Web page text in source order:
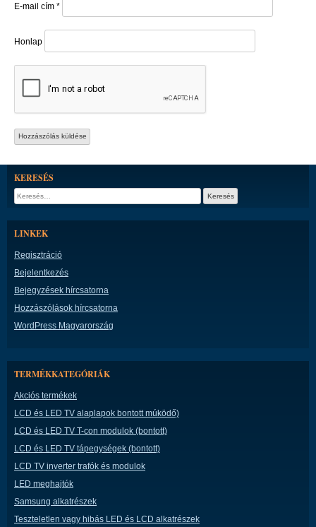
E-mail cím *
Honlap
KERESÉS
Keresés:
LINKEK
Regisztráció
Bejelentkezés
Bejegyzések hírcsatorna
Hozzászólások hírcsatorna
WordPress Magyarország
TERMÉKKATEGÓRIÁK
Akciós termékek
LCD és LED TV alaplapok bontott múködő)
LCD és LED TV T-con modulok (bontott)
LCD és LED TV tápegységek (bontott)
LCD TV inverter trafók és modulok
LED meghajtók
Samsung alkatrészek
Teszteletlen vagy hibás LED és LCD alkatrészek